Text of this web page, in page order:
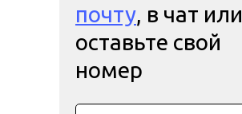
почту, в чат или
оставьте свой
номер